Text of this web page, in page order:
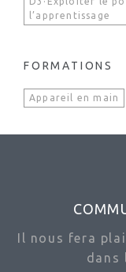
l’apprentissage
FORMATIONS
Appareil en main
Il nous fera
dans